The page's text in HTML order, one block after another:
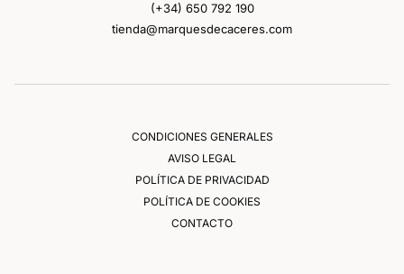
(+34) 650 792 190
tienda@marquesdecaceres.com
CONDICIONES GENERALES
AVISO LEGAL
POLÍTICA DE PRIVACIDAD
POLÍTICA DE COOKIES
CONTACTO